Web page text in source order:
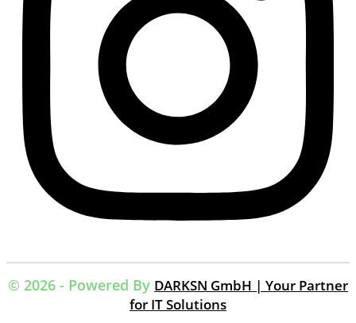
© 2026 - Powered By DARKSN GmbH | Your Partner
for IT Solutions